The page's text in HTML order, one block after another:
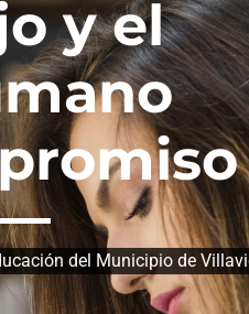
y el
del Municipio de